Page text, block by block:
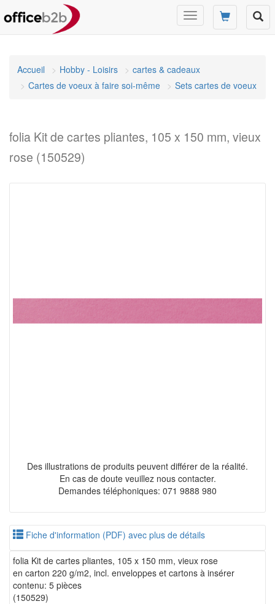
Changer
mode
Accueil
Hobby - Loisirs
cartes & cadeaux
Cartes de voeux à faire soi-même
Sets cartes de voeux
folia Kit de cartes pliantes, 105 x 150 mm, vieux
rose (150529)
Des illustrations de produits peuvent différer de la réalité.
En cas de doute veuillez nous contacter.
Demandes téléphoniques: 071 9888 980
Fiche d'information (PDF) avec plus de détails
folia Kit de cartes pliantes, 105 x 150 mm, vieux rose
en carton 220 g/m2, incl. enveloppes et cartons à insérer
contenu: 5 pièces
(150529)